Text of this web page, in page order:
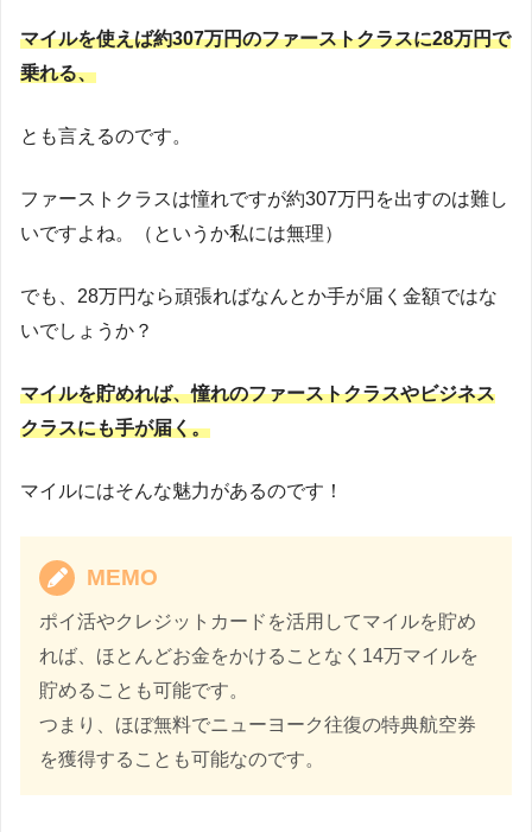
マイルを使えば約307万円のファーストクラスに28万円で
乗れる、
とも言えるのです。
ファーストクラスは憧れですが約307万円を出すのは難し
いですよね。（というか私には無理）
でも、28万円なら頑張ればなんとか手が届く金額ではな
いでしょうか？
マイルを貯めれば、憧れのファーストクラスやビジネス
クラスにも手が届く。
マイルにはそんな魅力があるのです！
MEMO
ポイ活やクレジットカードを活用してマイルを貯め
れば、ほとんどお金をかけることなく14万マイルを
貯めることも可能です。
つまり、ほぼ無料でニューヨーク往復の特典航空券
を獲得することも可能なのです。